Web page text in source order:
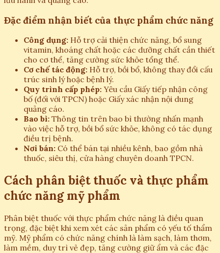
Đặc điểm nhận biết của thực phẩm chức năng
Công dụng: Hỗ trợ cải thiện chức năng, bổ sung
vitamin, khoáng chất hoặc các dưỡng chất cần thiết
cho cơ thể, tăng cường sức khỏe tổng thể.
Cơ chế tác động: Hỗ trợ, bồi bổ, không thay đổi cấu
trúc sinh lý hoặc bệnh lý.
Quy trình cấp phép: Yêu cầu Giấy tiếp nhận công
bố (đối với TPCN) hoặc Giấy xác nhận nội dung
quảng cáo.
Bao bì: Thông tin trên bao bì thường nhấn mạnh
vào việc hỗ trợ, bồi bổ sức khỏe, không có tác dụng
điều trị bệnh.
Nơi bán: Có thể bán tại nhiều kênh, bao gồm nhà
thuốc, siêu thị, cửa hàng chuyên doanh TPCN.
Cách phân biệt thuốc và thực phẩm
chức năng mỹ phẩm
Phân biệt thuốc với thực phẩm chức năng là điều quan
trọng, đặc biệt khi xem xét các sản phẩm có yếu tố thẩm
mỹ. Mỹ phẩm có chức năng chính là làm sạch, làm thơm,
làm mềm, duy trì vẻ đẹp, tăng cường giữ ẩm và các đặc